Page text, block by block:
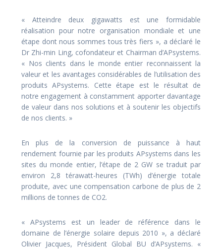
« Atteindre deux gigawatts est une formidable
réalisation pour notre organisation mondiale et une
étape dont nous sommes tous très fiers », a déclaré le
Dr Zhi-min Ling, cofondateur et Chairman d’APsystems.
« Nos clients dans le monde entier reconnaissent la
valeur et les avantages considérables de l’utilisation des
produits APsystems. Cette étape est le résultat de
notre engagement à constamment apporter davantage
de valeur dans nos solutions et à soutenir les objectifs
de nos clients. »
En plus de la conversion de puissance à haut
rendement fournie par les produits APsystems dans les
sites du monde entier, l’étape de 2 GW se traduit par
environ 2,8 térawatt-heures (TWh) d’énergie totale
produite, avec une compensation carbone de plus de 2
millions de tonnes de CO2.
« APsystems est un leader de référence dans le
domaine de l’énergie solaire depuis 2010 », a déclaré
Olivier Jacques, Président Global BU d’APsystems. «